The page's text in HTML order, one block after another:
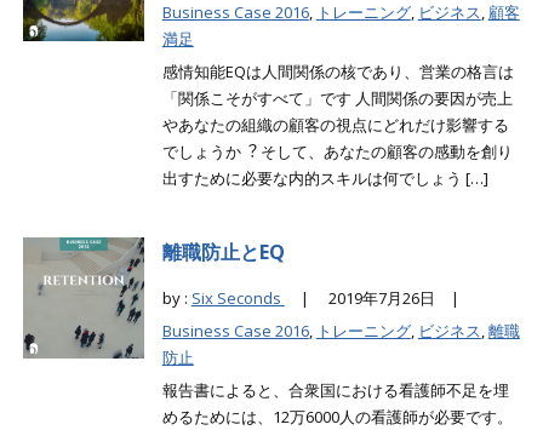
Business Case 2016, トレーニング, ビジネス,顧客
満足
感情知能EQは人間関係の核であり、営業の格言は
「関係こそがすべて」です 人間関係の要因が売上
やあなたの組織の顧客の視点にどれだけ影響する
でしょうか︖ そして、あなたの顧客の感動を創り
出すために必要な内的スキルは何でしょう […]
離職防止とEQ
by : Six Seconds |
2019年7月26日 |
Business Case 2016, トレーニング, ビジネス,離職
防止
報告書によると、合衆国における看護師不足を埋
めるためには、12万6000人の看護師が必要です。